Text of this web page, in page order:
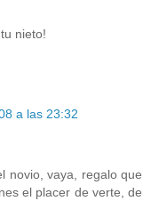
nieto!
a las 23:32
novio, vaya, regalo que
el placer de verte, de